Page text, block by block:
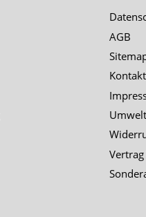
AGB
Kontakt